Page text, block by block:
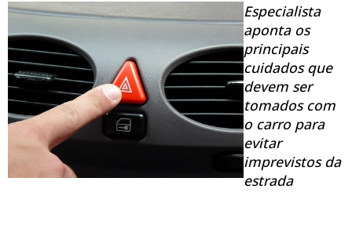
Especialista
aponta os
principais
cuidados que
devem ser
tomados com
o carro para
evitar
imprevistos da
estrada